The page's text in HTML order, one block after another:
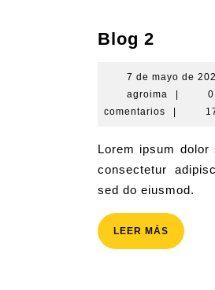
Blog 2
7 de mayo de
agroima
agroima
0
comentarios
Lorem ipsum dolor sit amet
consectetur
sed do eiusmod.
LEER MÁS LEER
MÁS